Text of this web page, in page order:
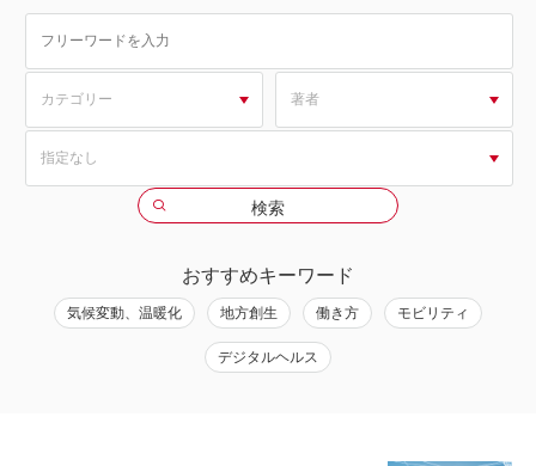
おすすめキーワード
気候変動、温暖化 地方創生 働き方 モビリティ
デジタルヘルス